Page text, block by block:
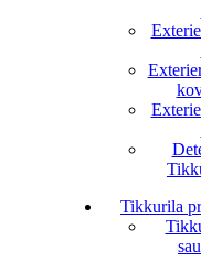
Tikkurila